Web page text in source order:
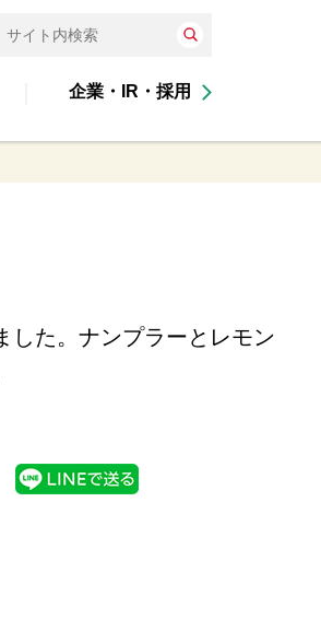
企業・IR・採用
した。ナンプラーとレモン